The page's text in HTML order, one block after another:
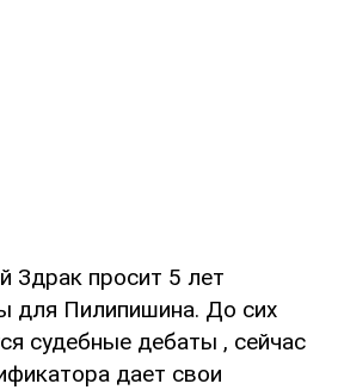
Здрак просит 5 лет
для Пилипишина. До сих
судебные дебаты , сейчас
дает свои